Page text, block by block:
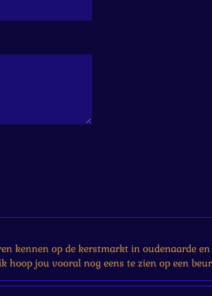
kennen op de kerstmarkt in oudenaarde
hoop jou vooral nog eens te zien op een